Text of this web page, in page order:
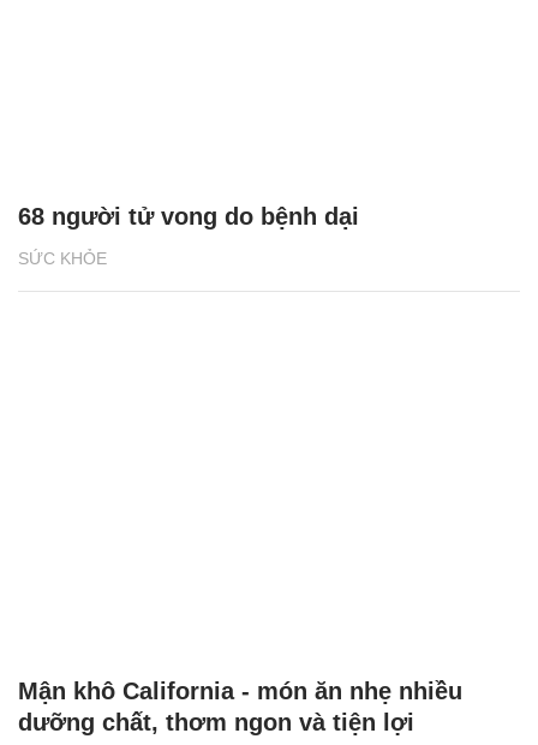
SỨC KHỎE
68 người tử vong do bệnh dại
Mận khô California - món ăn nhẹ nhiều
dưỡng chất, thơm ngon và tiện lợi